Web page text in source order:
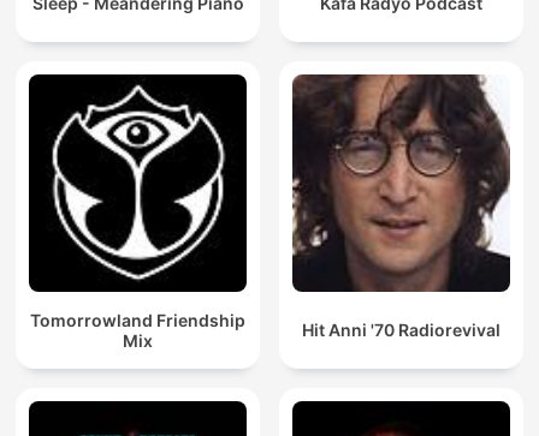
Tomorrowland Friendship
Mix
Hit Anni '70 Radiorevival